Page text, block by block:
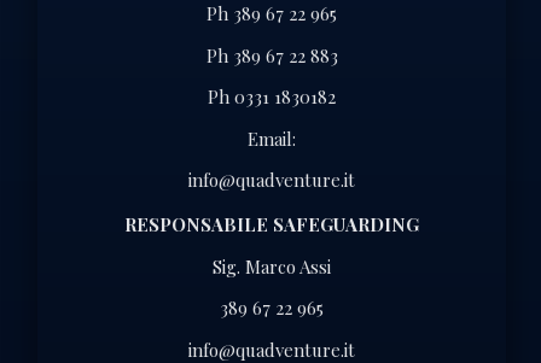
Ph 389 67 22 965
Ph 389 67 22 883
Ph 0331 1830182
Email:
info@quadventure.it
RESPONSABILE SAFEGUARDING
Sig. Marco Assi
389 67 22 965
info@quadventure.it